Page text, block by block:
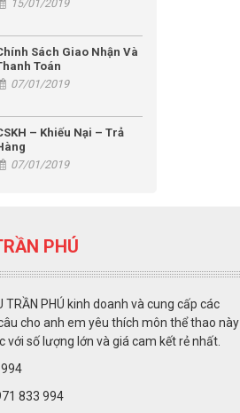
15/01/2019
Sách Giao Nhận Và
Toán
07/01/2019
– Khiếu Nại – Trả
07/01/2019
PHÚ
TRẦN PHÚ kinh doanh và cung cấp các
cho anh em yêu thích môn thể thao này
với số lượng lớn và giá cam kết rẻ nhất.
833 994